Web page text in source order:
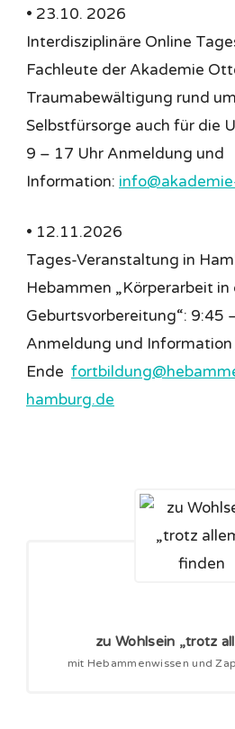
• 23.10. 2026
Interdisziplinäre Online
Fachleute der Akademie
Traumabewältigung rund
Selbstfürsorge auch für die
9 – 17 Uhr Anmeldung und
Information:
• 12.11.2026
Tages-Veranstaltung in
Hebammen „Körperarbeit in
Geburtsvorbereitung“: 9:45
Anmeldung und Information
Ende
hamburg.de
zu Wohlsein „trotz
mit Hebammenwissen und